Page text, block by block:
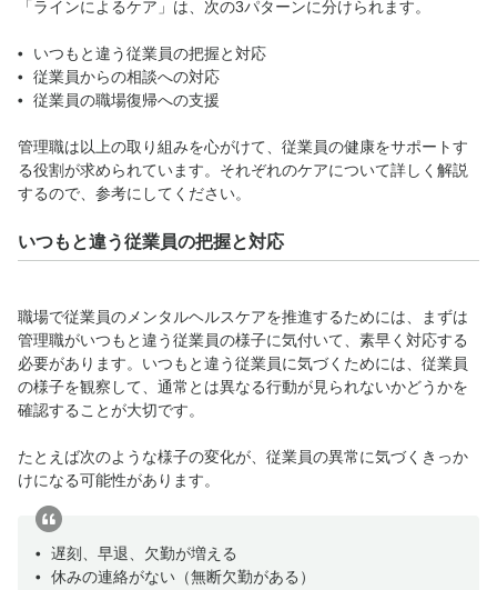
「ラインによるケア」は、次の3パターンに分けられます。
いつもと違う従業員の把握と対応
従業員からの相談への対応
従業員の職場復帰への支援
管理職は以上の取り組みを心がけて、従業員の健康をサポートす
る役割が求められています。それぞれのケアについて詳しく解説
するので、参考にしてください。
いつもと違う従業員の把握と対応
職場で従業員のメンタルヘルスケアを推進するためには、まずは
管理職がいつもと違う従業員の様子に気付いて、素早く対応する
必要があります。いつもと違う従業員に気づくためには、従業員
の様子を観察して、通常とは異なる行動が見られないかどうかを
確認することが大切です。
たとえば次のような様子の変化が、従業員の異常に気づくきっか
けになる可能性があります。
遅刻、早退、欠勤が増える
休みの連絡がない（無断欠勤がある）